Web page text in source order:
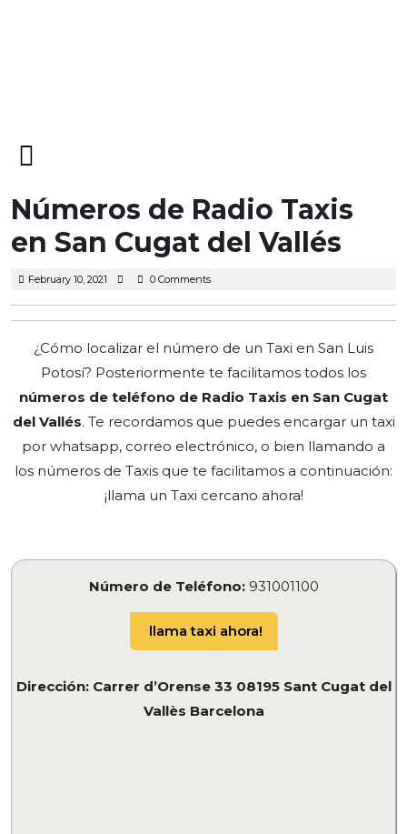
Menu
Números de Radio Taxis
en San Cugat del Vallés
February 10, 2021 February
2021
0 Comments
¿Cómo localizar el número de un Taxi en San Luis
Potosí? Posteriormente te facilitamos todos los
números de teléfono de Radio Taxis en San Cugat
del Vallés. Te recordamos que puedes encargar un taxi
por whatsapp, correo electrónico, o bien llamando a
los números de Taxis que te facilitamos a continuación:
¡llama un Taxi cercano ahora!
Número de Teléfono:931001100
llama taxi ahora!
Dirección: Carrer d’Orense 33 08195 Sant Cugat del
Vallès Barcelona